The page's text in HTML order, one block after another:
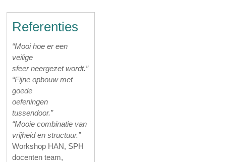
Referenties
“Mooi hoe er een
veilige
sfeer neergezet wordt.”
“Fijne opbouw met
goede
oefeningen
tussendoor.”
“Mooie combinatie van
vrijheid en structuur.”
Workshop HAN, SPH
docenten team,